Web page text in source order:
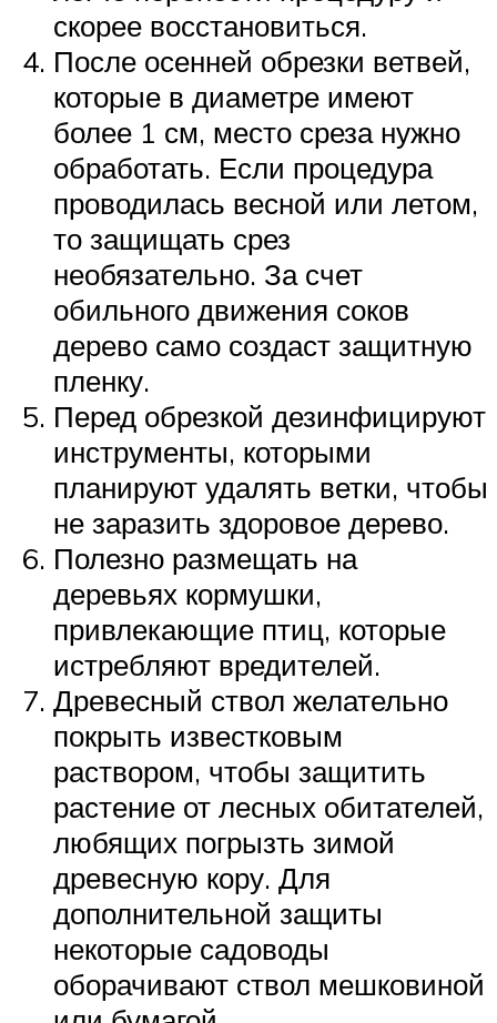
скорее восстановиться.
После осенней обрезки ветвей,
которые в диаметре имеют
более 1 см, место среза нужно
обработать. Если процедура
проводилась весной или летом,
то защищать срез
необязательно. За счет
обильного движения соков
дерево само создаст защитную
пленку.
Перед обрезкой дезинфицируют
инструменты, которыми
планируют удалять ветки, чтобы
не заразить здоровое дерево.
Полезно размещать на
деревьях кормушки,
привлекающие птиц, которые
истребляют вредителей.
Древесный ствол желательно
покрыть известковым
раствором, чтобы защитить
растение от лесных обитателей,
любящих погрызть зимой
древесную кору. Для
дополнительной защиты
некоторые садоводы
оборачивают ствол мешковиной